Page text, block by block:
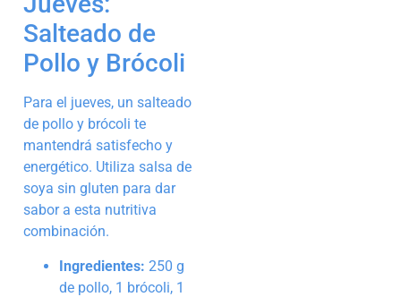
Salteado de
Pollo y Brócoli
Para el jueves, un salteado
de pollo y brócoli te
mantendrá satisfecho y
energético. Utiliza salsa de
soya sin gluten para dar
sabor a esta nutritiva
combinación.
Ingredientes: 250 g
de pollo, 1 brócoli, 1